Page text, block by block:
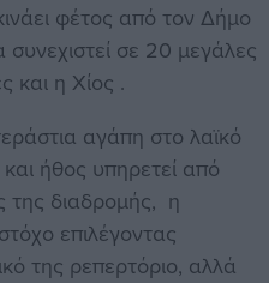
φέτος από τον Δήμο
σε 20 μεγάλες
και η Χίος .
αγάπη στο λαϊκό
ήθος υπηρετεί από
της διαδρομής, η
επιλέγοντας
της ρεπερτόριο, αλλά